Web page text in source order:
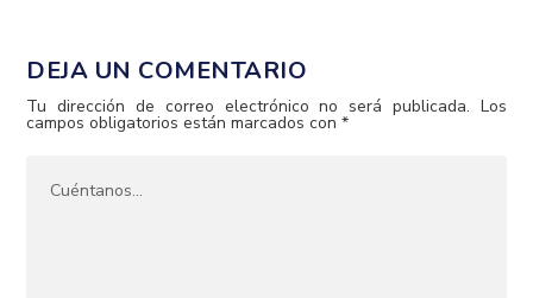
DEJA UN COMENTARIO
Tu dirección de correo electrónico no será publicada. Los
campos obligatorios están marcados con*